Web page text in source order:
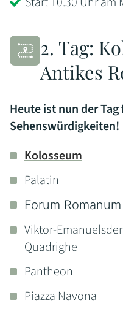
2. Tag:
Antikes
Heute ist nun der
Sehenswürdigkeiten!
Kolosseum
Palatin
Forum Romanum
Viktor-
Quadrighe
Pantheon
Piazza Navona